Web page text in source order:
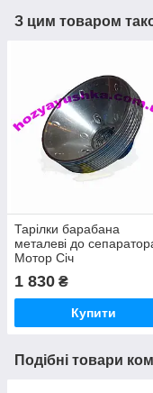
З цим товаром
Тарілки барабана
металеві до
Мотор Січ
1 830 ₴
Купити
Подібні товари